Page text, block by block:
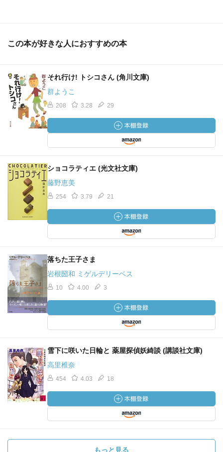
この本が好きな人におすすめの本
それ行け! トシコさん (角川文庫)
群ようこ
208 3.28 29
ショコラティエ (光文社文庫)
藤野恵美
254 3.79 21
落ちた王子さま
岩根圀和 ミゲルデリーベス
10 4.00 3
雪下に咲いた日輪と 薬屋探偵妖綺談 (講談社文庫)
高里椎奈
454 4.03 18
もっと見る